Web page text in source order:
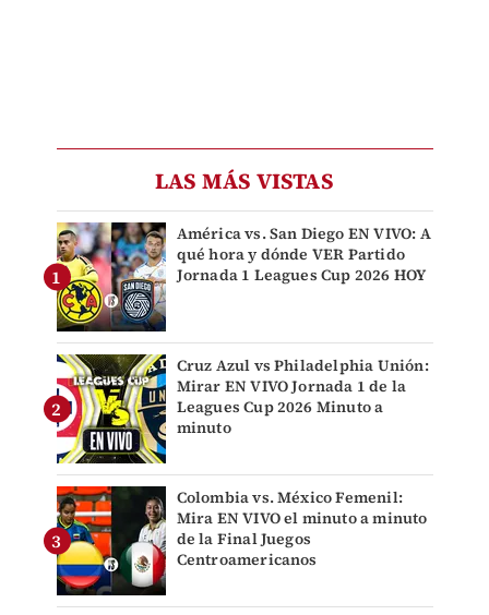
LAS MÁS VISTAS
América vs. San Diego EN VIVO: A
qué hora y dónde VER Partido
Jornada 1 Leagues Cup 2026 HOY
Cruz Azul vs Philadelphia Unión:
Mirar EN VIVO Jornada 1 de la
Leagues Cup 2026 Minuto a
minuto
Colombia vs. México Femenil:
Mira EN VIVO el minuto a minuto
de la Final Juegos
Centroamericanos